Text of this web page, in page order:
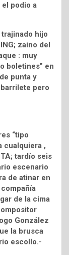
podio a
hijo
zaino del
: muy
boletines” en
punta y
pero
“tipo
cualquiera ,
tardío seis
escenario
de atinar en
de la cima
González
la brusca
escollo.-